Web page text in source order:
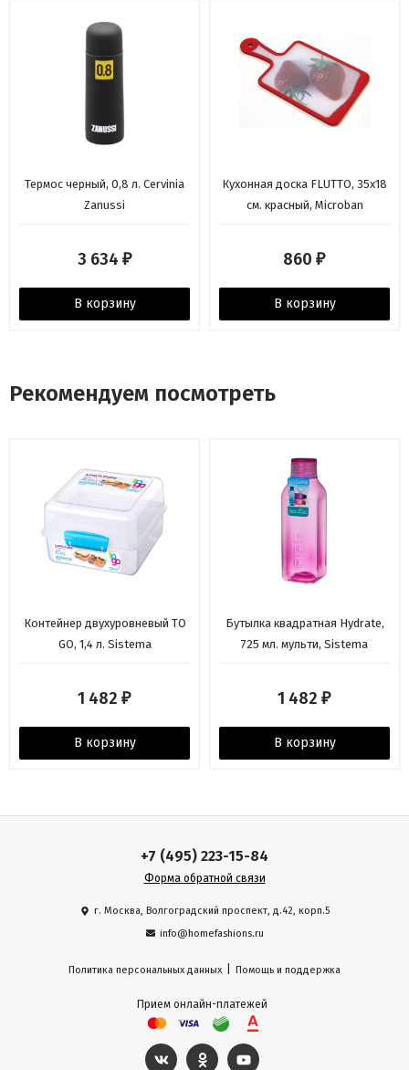
Термос черный, 0,8 л. Cervinia
Zanussi
3 634 ₽
В корзину
Кухонная доска FLUTTO, 35x18
см. красный, Microban
860 ₽
В корзину
Рекомендуем посмотреть
Контейнер двухуровневый TO
GO, 1,4 л. Sistema
1 482 ₽
В корзину
Бутылка квадратная Hydrate,
725 мл. мульти, Sistema
1 482 ₽
В корзину
+7 (495) 223-15-84
Форма обратной связи
г. Москва, Волгоградский проспект, д.42, корп.5
info@homefashions.ru
Политика персональных данных Помощь и поддержка
Прием онлайн-платежей